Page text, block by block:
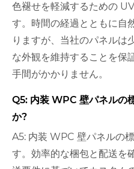
色褪せを軽減するための
す。時間の経過とともに自
りますが、当社のパネルは
な外観を維持することを保
手間がかかりません。
Q5: 内装 WPC 壁パネルの
か?
A5: 内装 WPC 壁パネルの
す。効率的な梱包と配送を